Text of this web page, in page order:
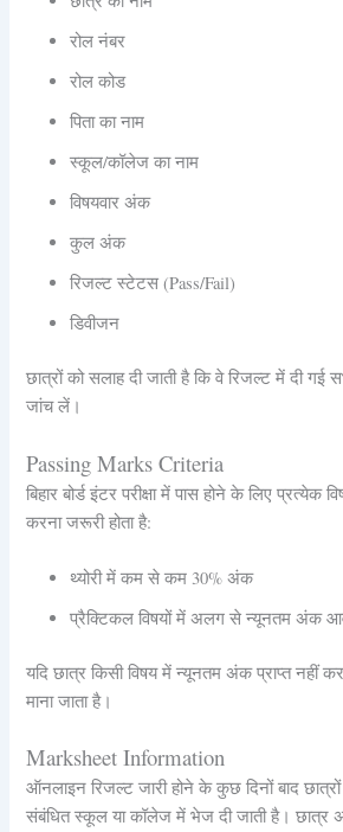
रोल नंबर
रोल कोड
पिता का नाम
स्कूल/कॉलेज का नाम
विषयवार अंक
कुल अंक
रिजल्ट स्टेटस (Pass/Fail)
डिवीजन
छात्रों को सलाह दी जाती है कि वे रिजल्ट में दी गई
जांच लें।
Passing Marks Criteria
बिहार बोर्ड इंटर परीक्षा में पास होने के लिए प्रत्येक
करना जरूरी होता है:
थ्योरी में कम से कम 30% अंक
प्रैक्टिकल विषयों में अलग से न्यूनतम अंक
यदि छात्र किसी विषय में न्यूनतम अंक प्राप्त नहीं
माना जाता है।
Marksheet Information
ऑनलाइन रिजल्ट जारी होने के कुछ दिनों बाद
संबंधित स्कूल या कॉलेज में भेज दी जाती है। छात्र